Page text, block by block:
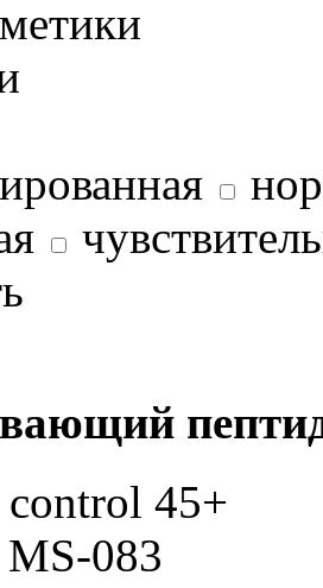
45+
MS-083